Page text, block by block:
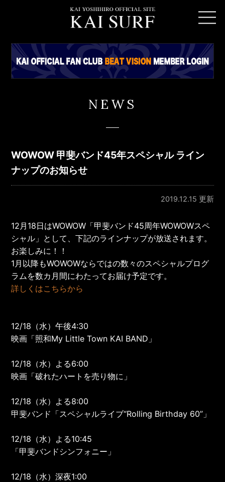
NEWS
WOWOW 甲斐バンド45年スペシャル ライン
ナップのお知らせ
2019.12.15 更新
12 月 18日はWOWOW 「甲斐バンド45周年WOWOWスペ
シャル」として、下記のラインナップが放送されます。
お楽しみに！！
1 月以降もWOWOWならではの数々のスペシャルプログ
ラムを数カ月間にわたってお届け予定です。
詳しくはこちらから
12/18 （水）午後4:30
映画「照和My Little Town KAI BAND 」
12/18 （水）よる6:00
映画「破れたハートを売り物に」
12/18 （水）よる8:00
甲斐バンド 「スペシャルライブ“Rolling Birthday 60”」
12/18 （水）よる10:45
「甲斐バンド シンフォニー」
12/18 （水）深夜1:00